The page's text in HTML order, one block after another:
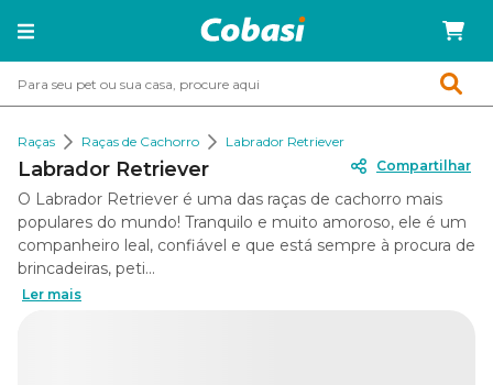
Raças Raças de Cachorro Labrador Retriever
Labrador Retriever
O Labrador Retriever é uma das raças de cachorro mais
populares do mundo! Tranquilo e muito amoroso, ele é um
companheiro leal, confiável e que está sempre à procura de
brincadeiras, peti...
Ler mais
Compartilhar